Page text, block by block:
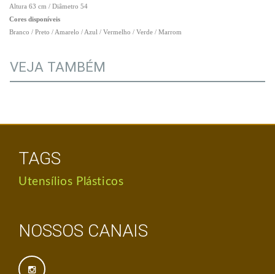
Altura 63 cm / Diâmetro 54
Cores disponíveis
Branco / Preto / Amarelo / Azul / Vermelho / Verde / Marrom
VEJA TAMBÉM
TAGS
Utensílios Plásticos
NOSSOS CANAIS